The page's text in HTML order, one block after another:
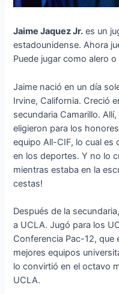
Jaime Jaquez Jr. es un
estadounidense. Ahora
Puede jugar como alero
Jaime nació en un día
Irvine, California. Creció
secundaria Camarillo.
eligieron para los
equipo All-CIF, lo cual es
en los deportes. Y no lo
mientras estaba en la
cestas!
Después de la
a UCLA. Jugó para los
Conferencia Pac-12,
mejores equipos
lo convirtió en el octavo
UCLA.